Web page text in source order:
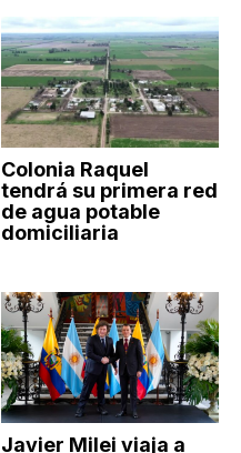
Colonia Raquel
tendrá su primera red
de agua potable
domiciliaria
Javier Milei viaja a